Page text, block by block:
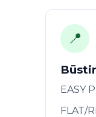
📍
EASY
FLAT/